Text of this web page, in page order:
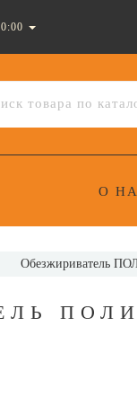
О
Обезжириватель